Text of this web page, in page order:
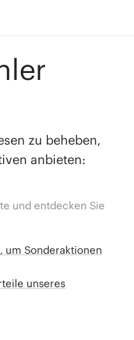
zu beheben,
anbieten:
und entdecken Sie
um Sonderaktionen
unseres